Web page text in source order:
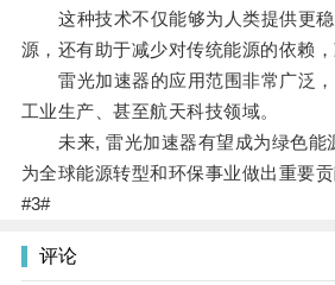
这种技术不仅能够为人类提供更稳
源，还有助于减少对传统能源的依赖，
雷光加速器的应用范围非常广泛，
工业生产、甚至航天科技领域。
未来, 雷光加速器有望成为绿色能
为全球能源转型和环保事业做出重要贡
#3#
评论